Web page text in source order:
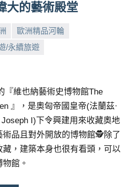
大的藝術殿堂
歐洲精品河輪
/永續旅遊
『維也納藝術史博物館The
』，是奧匈帝國皇帝(法蘭茲·
I)下令興建用來收藏奧地
術品且對外開放的博物館🕵除了
藏，建築本身也很有看頭，可以
館。